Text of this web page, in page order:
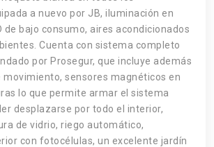
a nuevo por JB, iluminación en
de bajo consumo, aires acondicionados
Cuenta con sistema completo
por Prosegur, que incluye además
movimiento, sensores magnéticos en
lo que permite armar el sistema
desplazarse por todo el interior,
de vidrio, riego automático,
con fotocélulas, un excelente jardín